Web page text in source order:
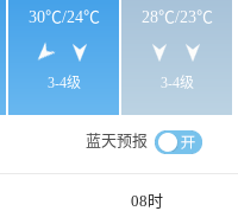
30℃/24℃
3-4级
28℃/23℃
3-4级
蓝天预报
08时